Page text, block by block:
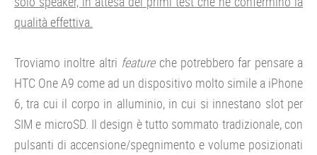
qualità effettiva.
Troviamo inoltre altri featureche potrebbero far pensare a
HTC One A9 come ad un dispositivo molto simile a iPhone
6, tra cui il corpo in alluminio, in cui si innestano slot per
SIM e microSD. Il design è tutto sommato tradizionale, con
pulsanti di accensione/spegnimento e volume posizionati